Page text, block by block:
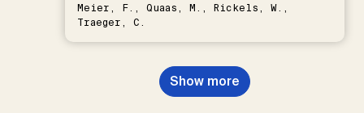
Meier, F., Quaas, M., Rickels, W.,
Traeger, C.
Show more